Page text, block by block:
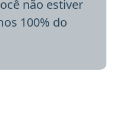
não estiver
100% do